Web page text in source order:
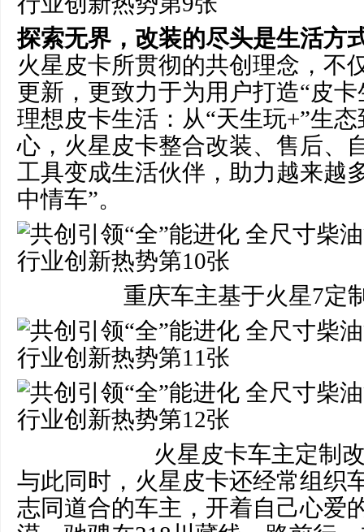
探索无界，改装的尽头是生活方
火星皮卡所贯彻的共创理念，不
更新，更致力于为用户打造“皮
理想皮卡生活：从“天生玩+”生
心，火星皮卡整合改装、售后、
工具变成生活伙伴，助力越来越
中情车”。
重庆车主基于火星7定
火星皮卡车主定制
与此同时，火星皮卡还经常组织
志同道合的车主，开着自己心爱